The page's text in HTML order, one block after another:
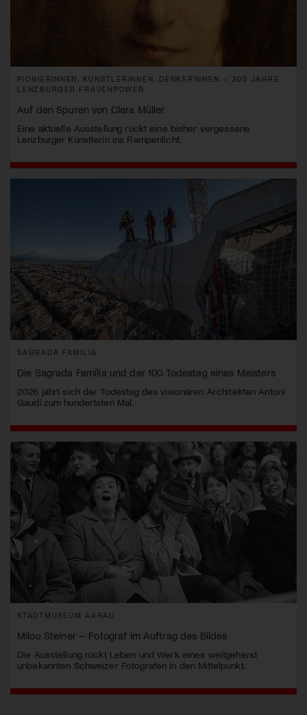
PIONIERINNEN, KÜNSTLERINNEN, DENKERINNEN – 200 JAHRE
LENZBURGER FRAUENPOWER
Auf den Spuren von Clara Müller
Eine aktuelle Ausstellung rückt eine bisher vergessene
Lenzburger Künstlerin ins Rampenlicht.
SAGRADA FAMÍLIA
Die Sagrada Família und der 100. Todestag eines Meisters
2026 jährt sich der Todestag des visionären Architekten Antoni
Gaudí zum hundertsten Mal.
STADTMUSEUM AARAU
Milou Steiner – Fotograf im Auftrag des Bildes
Die Ausstellung rückt Leben und Werk eines weitgehend
unbekannten Schweizer Fotografen in den Mittelpunkt.